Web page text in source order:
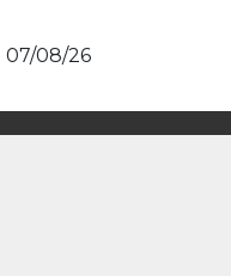
07/08/26